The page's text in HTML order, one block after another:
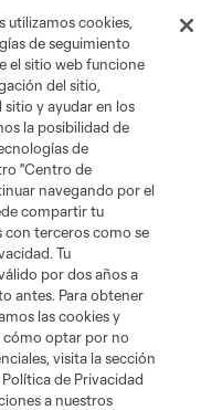
No vender mi información
League Soccer y MLS son
(“MLS”). Los nombres y logos
y son marcas bajo ley común
sus propietarios. Uso
utilizamos cookies,
de seguimiento
el sitio web funcione
del sitio,
y ayudar en los
la posibilidad de
de
"Centro de
navegando por el
compartir tu
con terceros como se
Tu
por dos años a
antes. Para obtener
las cookies y
cómo optar por no
visita la sección
Política de Privacidad
a nuestros